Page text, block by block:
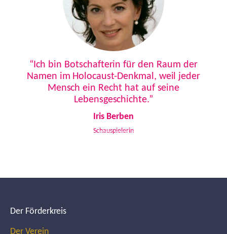
“Ich bin Botschafterin für den Raum der
Namen im Holocaust-Denkmal, weil jeder
Mensch ein Recht hat auf seine
Lebensgeschichte.”
Iris Berben
Schauspielerin
Der Förderkreis
Der Verein